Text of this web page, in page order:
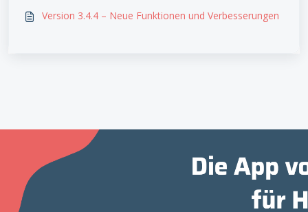
Version 3.4.4 – Neue Funktionen und Verbesserungen